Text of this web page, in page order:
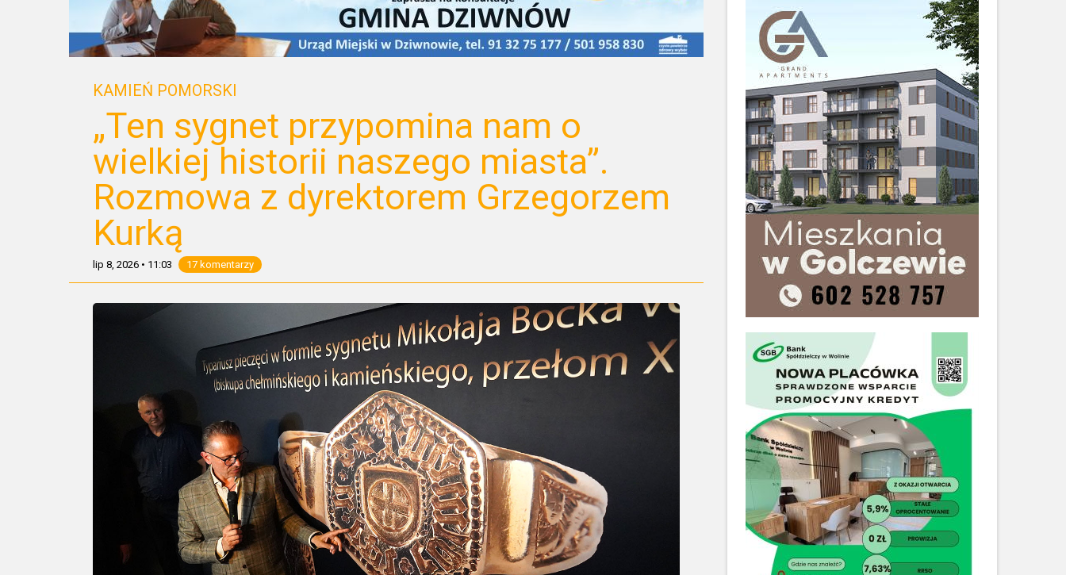
KAMIEŃ POMORSKI
„Ten sygnet przypomina nam o
wielkiej historii naszego miasta”.
Rozmowa z dyrektorem Grzegorzem
Kurką
lip 8, 2026 • 11:03 17 komentarzy